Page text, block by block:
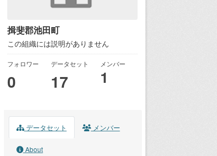
揖斐郡池田町
この組織には説明がありません
フォロワー
0
データセット
17
メンバー
1
データセット メンバー
About